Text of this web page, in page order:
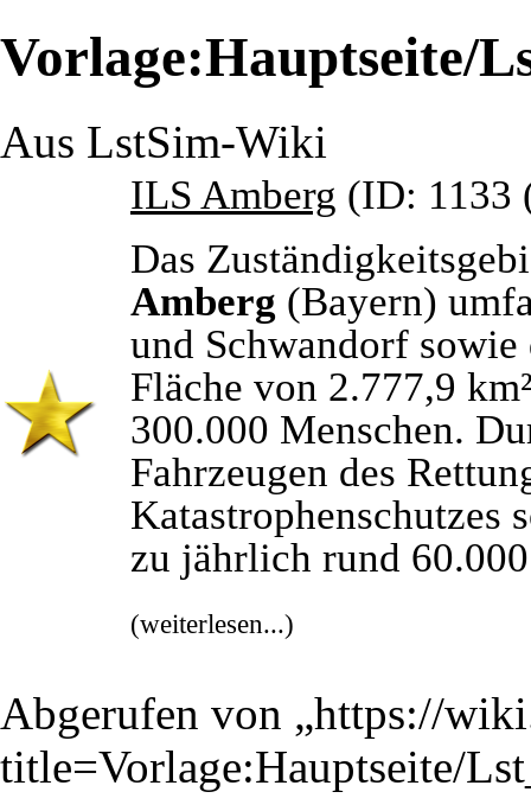
Vorlage:Hauptseite/
Aus LstSim-Wiki
ILS Amberg (ID: 1133
Das
Amberg (Bayern)
und Schwandorf
Fläche von 2.777,9
300.000 Menschen.
Fahrzeugen des
Katastrophenschutzes
zu jährlich rund
(weiterlesen...)
Abgerufen von „https://
title=Vorlage:Hauptseite/